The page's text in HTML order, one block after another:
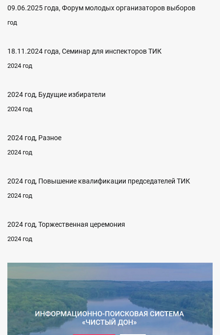
09.06.2025 года, Форум молодых организаторов выборов
год
18.11.2024 года, Семинар для инспекторов ТИК
2024 год
2024 год, Будущие избиратели
2024 год
2024 год, Разное
2024 год
2024 год, Повышение квалификации председателей ТИК
2024 год
2024 год, Торжественная церемония
2024 год